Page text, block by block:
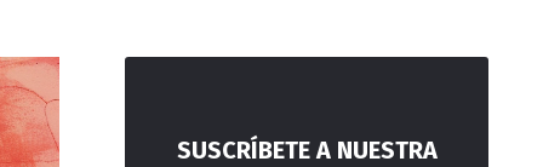
SUSCRÍBETE A NUESTRA